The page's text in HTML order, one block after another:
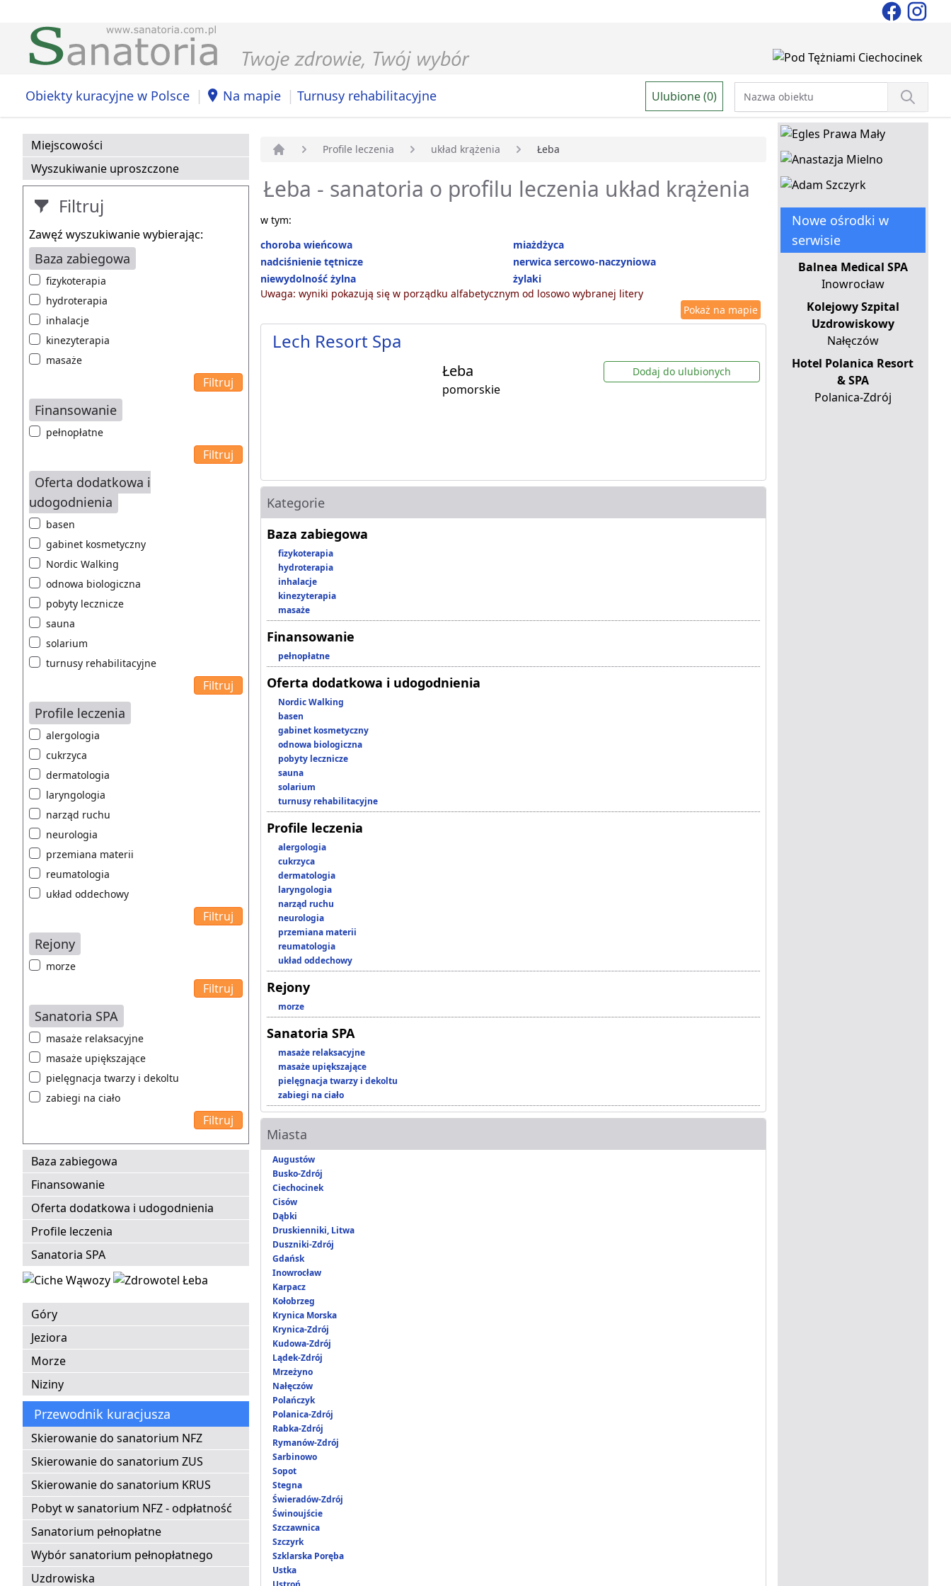
Obiekty kuracyjne w Polsce | Na mapie | Turnusy rehabilitacyjne Ulubione (0)
Miejscowości
Wyszukiwanie uproszczone
Filtruj
Zawęź wyszukiwanie wybierając:
Baza zabiegowa
fizykoterapia
hydroterapia
inhalacje
kinezyterapia
masaże
Finansowanie
pełnopłatne
Oferta dodatkowa i
udogodnienia
basen
gabinet kosmetyczny
Nordic Walking
odnowa biologiczna
pobyty lecznicze
sauna
solarium
turnusy rehabilitacyjne
Profile leczenia
alergologia
cukrzyca
dermatologia
laryngologia
narząd ruchu
neurologia
przemiana materii
reumatologia
układ oddechowy
Rejony
morze
Sanatoria SPA
masaże relaksacyjne
masaże upiększające
pielęgnacja twarzy i dekoltu
zabiegi na ciało
Baza zabiegowa
Finansowanie
Oferta dodatkowa i udogodnienia
Profile leczenia
Sanatoria SPA
Góry
Jeziora
Morze
Niziny
Przewodnik kuracjusza
Skierowanie do sanatorium NFZ
Skierowanie do sanatorium ZUS
Skierowanie do sanatorium KRUS
Pobyt w sanatorium NFZ - odpłatność
Sanatorium pełnopłatne
Wybór sanatorium pełnopłatnego
Uzdrowiska
Profile leczenia układ krążenia Łeba
Łeba - sanatoria o profilu leczenia układ krążenia
w tym:
choroba wieńcowa
miażdżyca
nadciśnienie tętnicze
nerwica sercowo-naczyniowa
niewydolność żylna
żylaki
Uwaga: wyniki pokazują się w porządku alfabetycznym od losowo wybranej litery
Pokaż na mapie
Lech Resort Spa
Łeba
pomorskie
Dodaj do ulubionych
Kategorie
Baza zabiegowa
fizykoterapia
hydroterapia
inhalacje
kinezyterapia
masaże
Finansowanie
pełnopłatne
Oferta dodatkowa i udogodnienia
Nordic Walking
basen
gabinet kosmetyczny
odnowa biologiczna
pobyty lecznicze
sauna
solarium
turnusy rehabilitacyjne
Profile leczenia
alergologia
cukrzyca
dermatologia
laryngologia
narząd ruchu
neurologia
przemiana materii
reumatologia
układ oddechowy
Rejony
morze
Sanatoria SPA
masaże relaksacyjne
masaże upiększające
pielęgnacja twarzy i dekoltu
zabiegi na ciało
Miasta
Augustów
Busko-Zdrój
Ciechocinek
Cisów
Dąbki
Druskienniki, Litwa
Duszniki-Zdrój
Gdańsk
Inowrocław
Karpacz
Kołobrzeg
Krynica Morska
Krynica-Zdrój
Kudowa-Zdrój
Lądek-Zdrój
Mrzeżyno
Nałęczów
Polańczyk
Polanica-Zdrój
Rabka-Zdrój
Rymanów-Zdrój
Sarbinowo
Sopot
Stegna
Świeradów-Zdrój
Świnoujście
Szczawnica
Szczyrk
Szklarska Poręba
Ustka
Nowe ośrodki w
serwisie
Balnea Medical SPA
Inowrocław
Kolejowy Szpital
Uzdrowiskowy
Nałęczów
Hotel Polanica Resort
& SPA
Polanica-Zdrój